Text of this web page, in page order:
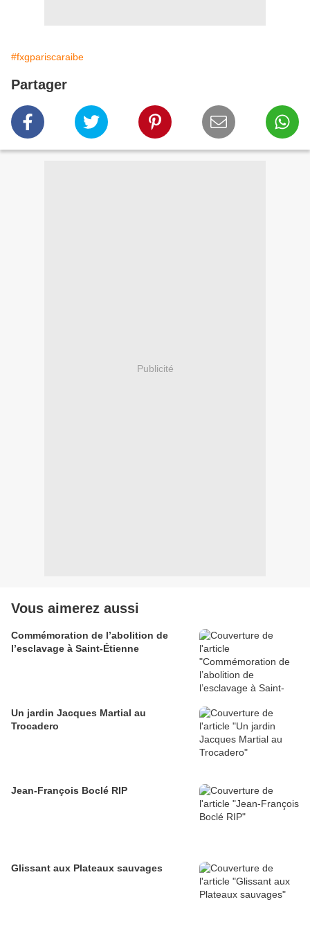
#fxgpariscaraibe
Partager
Publicité
Vous aimerez aussi
Commémoration de l’abolition de
l’esclavage à Saint-Étienne
Un jardin Jacques Martial au
Trocadero
Jean-François Boclé RIP
Glissant aux Plateaux sauvages